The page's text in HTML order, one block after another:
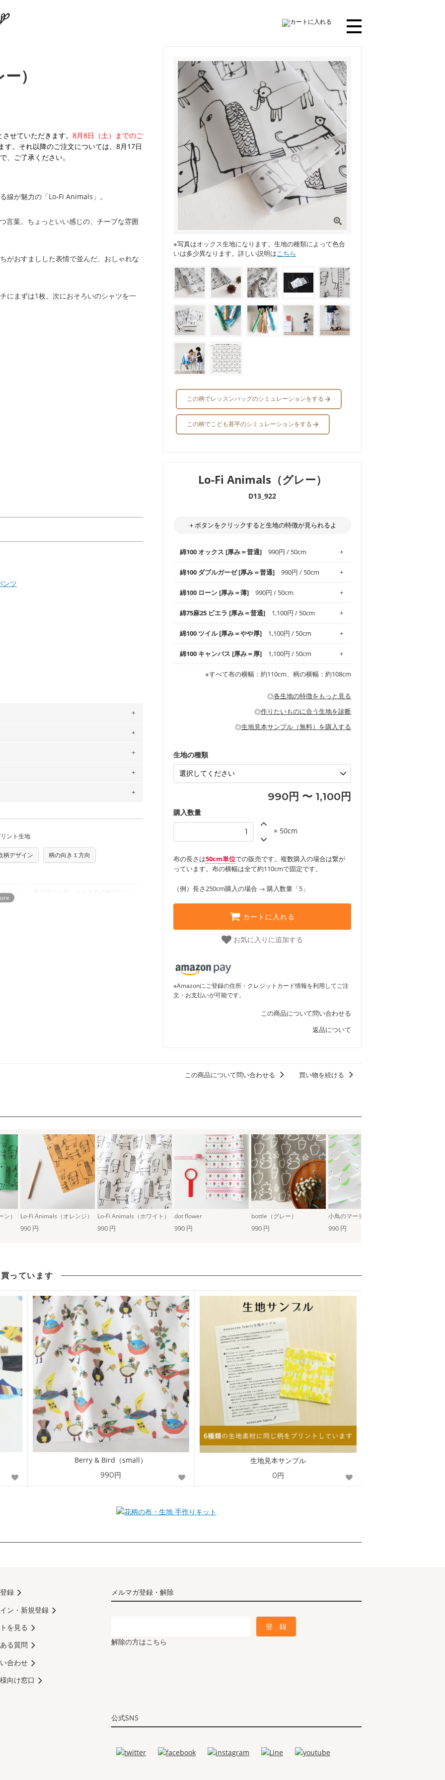
※写真はオックス生地になります。生地の種類によって色合
いは多少異なります。詳しい説明はこちら
この柄でレッスンバッグのシミュレーションをする
この柄でこども甚平のシミュレーションをする
Lo-Fi Animals（グレー）
D13_922
＋ボタンをクリックすると生地の特徴が見られるよ
綿100 オックス [厚み＝普通] 990円 / 50cm
使いやすさNo.1！しなやかさと適度な張りを併せ持ち、
通気性の高さがオックス生地の特徴です。当サイトのオ
縫いやすいため、布小物全般にお使いいただけます。
※レッスンバッグ、上履き袋などの通園通学グッズには
・布団カバーなどの寝具、カーテン
・スカート、甚平などの子ども服
綿100 ダブルガーゼ [厚み＝普通] 990円 / 50cm
柔らかくふんわりとした肌触りが特徴です。ベビー用品
やハンカチなど直接肌に触れるアイテムに最適です。高
シーズンで活躍してくれます。
・スタイ、おくるみなどのベビーグッズ
・ブラウス、チュニック、ワンピースなどの洋服
・パジャマなどの寝具
綿100 ローン [厚み＝薄] 990円 / 50cm
上質で薄手の平織りの生地です。軽やかさとなめらかな
手触りの良さが魅力。透け感があるので、涼しげなトッ
・ブラウス、シャツ、チュニックなどのトップス
綿75麻25 ビエラ [厚み＝普通] 1,100円 / 50cm
コットン75％リネン25％の当店のビエラ生地は、オック
ス生地よりもふんわりとした柔らかい質感と適度な落ち
綿100 ツイル [厚み＝やや厚] 1,100円 / 50cm
綾織りの生地です。しっかりとした張りと厚みがありな
がらも柔らかいのが特徴です。生地の厚みは中厚手で
・レッスンバッグ、上履き袋などの通園通学グッズ
・カーテン、エプロン、テーブルクロスなどの暮らしの
・パンツ、タックスカートなどのボトムス
もっと詳しく見る
綿100 キャンバス [厚み＝厚] 1,100円 / 50cm
夫で高い耐久性があります。トートバッグ・ポーチ・ペ
ンケースなどの布小物、インテリア用品に向いていま
・インテリア用品
もっと詳しく見る
※すべて布の横幅：約110cm、柄の横幅：約108cm
◎各生地の特徴をもっと見る
◎作りたいものに合う生地を診断
◎生地見本サンプル（無料）を購入する
生地の種類
990円 〜 1,100円
購入数量
× 50cm
布の長さは50cm単位での販売です。複数購入の場合は繋が
っています。布の横幅は全て約110cmで固定です。
（例）長さ250cm購入の場合 → 購入数量「5」
カートに入れる
お気に入りに追加する
※Amazonにご登録の住所・クレジットカード情報を利用してご注
文・お支払いが可能です。
この商品について問い合わせる
返品について
）
せていただきます。 8月8日（土）までのご
す。それ以降のご注文については、8月17日
、ご了承ください。
線が魅力の「Lo-Fi Animals」。
言葉。ちょっといい感じの、チープな雰囲
がおすましした表情で並んだ、おしゃれな
にまずは1枚。次におそろいのシャツを一
ンツ
ット希望」などご記載ください（50cm
している生地は６種類です。素材は
コットン（ツイル）・100％コットン
個までとなります（一部例外有り）それ
4～5営業日後の発送となる場合がござ
第、順次発送いたします。
るため、
購入後の返品および交換は承る
れません。予めご了承ください。
ら
全ての問題、クレームにつきましては当
せんのでご了承ください）
および柄がえらべるキットに付属された
い。型紙自体の転用・販売および型紙を
ント生地
柄デザイン 柄の向き１方向
イン
この商品について問い合わせる 買い物を続ける
） Lo-Fi Animals（オレンジ） Lo-Fi Animals（ホワイト） dot flower bottle（グレー） 小鳥のマーチ（グレー）
990 円 990 円 990 円 990 円 990 円
っています
Berry & Bird（small）
990円
生地見本サンプル
0円
手作りキット
メルマガ登録・解除
解除の方はこちら
録
ン・新規登録
を見る
る質問
合わせ
向け窓口
公式SNS